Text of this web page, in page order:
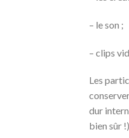
– le son ;
– clips
Les
dur
bien sûr